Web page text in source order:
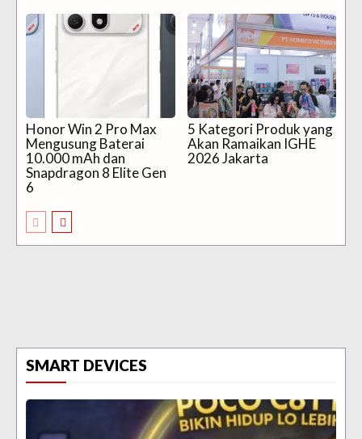
Honor Win 2 Pro Max
Mengusung Baterai
10.000 mAh dan
Snapdragon 8 Elite Gen
6
5 Kategori Produk yang
Akan Ramaikan IGHE
2026 Jakarta
SMART DEVICES